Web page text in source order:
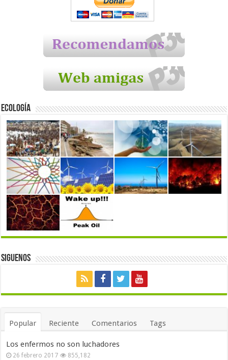
Ecología
Siguenos
Popular Reciente Comentarios Tags
Los enfermos no son luchadores
26 febrero 2017 855,182